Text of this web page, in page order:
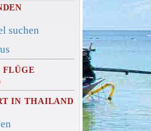
suchen
FLÜGE
IN THAILAND